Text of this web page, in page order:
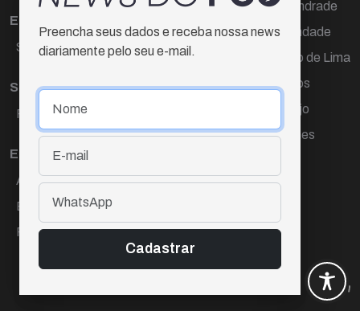
Editora Chefe
Sueli Cotta
Sub-editora
Raquel Ayres
Equipe
Ana Lúcia Cortez
Eliane Hardy
Fernando Torres
Dr Marcos Andrade
Hamilton Trindade
Igor Carvalho de Lima
Mario Campos
Renata Araújo
Wagner Gomes
Preencha seus dados e receba nossa news
diariamente pelo seu e-mail.